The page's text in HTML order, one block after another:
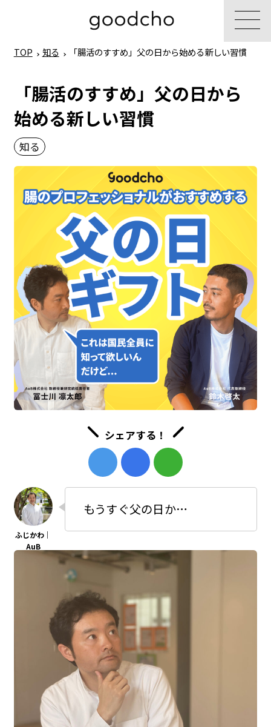
TOP 知る 「腸活のすすめ」父の日から始める新しい習慣
「腸活のすすめ」父の日から
始める新しい習慣
知る
シェアする！
もうすぐ父の日か…